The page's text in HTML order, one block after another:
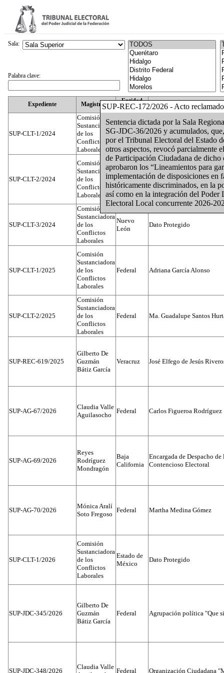
SUP-REC-172/2026 - Acto reclamado
Sentencia dictada por la Sala
SG-JDC-36/2026 y acumulados,
por el Tribunal Electoral del Estado
otros aspectos, revocó parcialmente
de Participación Ciudadana de
aprobaron los “Lineamientos para
implementación de disposiciones en
históricamente discriminados, en la
así como en la integración del
Electoral Local concurrente 2026-
Expediente Magistrado
Entidad
Federativa
SUP-CLT-1/2024
Comisión
Sustanciadora
de los
Conflictos
Laborales
Federal Juan José Serrato Velasco
SUP-CLT-2/2024
Comisión
Sustanciadora
de los
Conflictos
Laborales
Federal José Luis Muñoz Zambrano
SUP-CLT-3/2024
Comisión
Sustanciadora
de los
Conflictos
Laborales
Nuevo
León
Dato Protegido
SUP-CLT-1/2025
Comisión
Sustanciadora
de los
Conflictos
Laborales
Federal Adriana García Alonso
SUP-CLT-2/2025
Comisión
Sustanciadora
de los
Conflictos
Laborales
Federal Ma. Guadalupe Santos
SUP-REC-619/2025
Gilberto De
Guzmán
Bátiz García
Veracruz José Elfego de Jesús
SUP-AG-67/2026
Claudia Valle
Aguilasocho
Federal Carlos Figueroa Rodríguez
SUP-AG-69/2026
Reyes
Rodríguez
Mondragón
Baja
California
Encargada de Despacho
Contencioso Electoral
SUP-AG-70/2026
Mónica Aralí
Soto Fregoso
Federal Martha Medina Gómez
SUP-CLT-1/2026
Comisión
Sustanciadora
de los
Conflictos
Laborales
Estado de
México
Dato Protegido
SUP-JDC-345/2026
Gilberto De
Guzmán
Bátiz García
Federal Agrupación política "Que
SUP-JDC-348/2026
Claudia Valle
Federal Organización Ciudadana
Sala:
Palabra clave: